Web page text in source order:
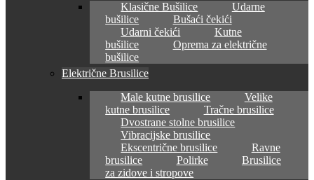
Klasične Bušilice
Udarne
bušilice
Bušaći čekići
Udarni čekići
Kutne
bušilice
Oprema za električne
bušilice
Električne Brusilice
Male kutne brusilice
Velike
kutne brusilice
Tračne brusilice
Dvostrane stolne brusilice
Vibracijske brusilice
Ekscentrične brusilice
Ravne
brusilice
Polirke
Brusilice
za zidove i stropove